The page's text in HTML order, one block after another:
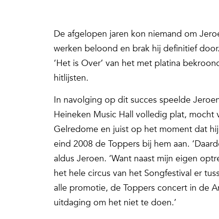
De afgelopen jaren kon niemand om
werken beloond en brak hij definitief door.
‘Het is Over’ van het met platina
hitlijsten.
In navolging op dit succes speelde
Heineken Music Hall volledig plat,
Gelredome en juist op het moment dat
eind 2008 de Toppers bij hem aan.
aldus Jeroen. ‘Want naast mijn eigen
het hele circus van het Songfestival er
alle promotie, de Toppers concert in de
uitdaging om het niet te doen.’